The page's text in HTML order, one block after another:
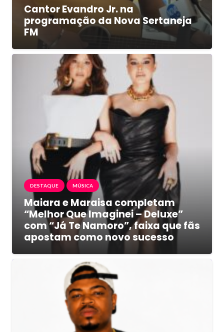
Cantor Evandro Jr. na
programação da Nova Sertaneja
FM
DESTAQUE MÚSICA
Maiara e Maraisa completam
“Melhor Que Imaginei – Deluxe”
com “Já Te Namoro”, faixa que fãs
apostam como novo sucesso